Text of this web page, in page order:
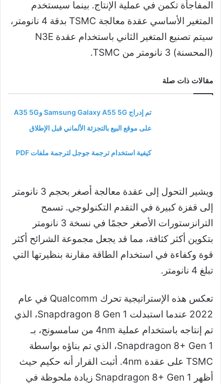
المفاجأة تكمن في عملية الإنتاج. بينما سيستخدم
المتغير الأساسي عقدة معالجة TSMC بدقة 4 نانومتر،
سيتم تصنيع المتغير الثاني باستخدام عقدة N3E
(المحسنة) 3 نانومتر من TSMC.
مقالات ذات صلة
تم إدراج Samsung Galaxy A55 5G وA35 5G
على موقع البيع بالتجزئة الألماني قبل الإطلاق
كيفية استخدام ترجمة جوجل لترجمة ملفات PDF
ويشير التحول إلى عقدة معالجة أصغر بحجم 3 نانومتر
إلى قفزة كبيرة في التقدم التكنولوجي. تسمح
الترانزستورات الأصغر حجمًا في نسخة 3 نانومتر
بتكوين أكثر كثافة، مما قد يجعل مجموعة الشرائح أكثر
قوة وكفاءة في استخدام الطاقة مقارنة بنظيرتها التي
تبلغ 4 نانومتر.
تعكس هذه الإستراتيجية تحرك Qualcomm في عام
2022 عندما استبدلت Snapdragon 8 Gen 1، الذي
تم إنتاجه باستخدام عملية 4nm من سامسونج، بـ
Snapdragon 8+ Gen 1، الذي تم بناؤه بواسطة
TSMC على عقدة 4nm. أثبت القرار أنه حكيم حيث
أظهر Snapdragon 8+ Gen 1 زيادة ملحوظة في